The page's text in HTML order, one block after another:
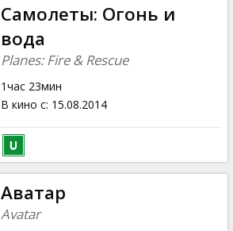
Самолеты: Огонь и
вода
Planes: Fire & Rescue
1час 23мин
В кино с: 15.08.2014
Аватар
Avatar